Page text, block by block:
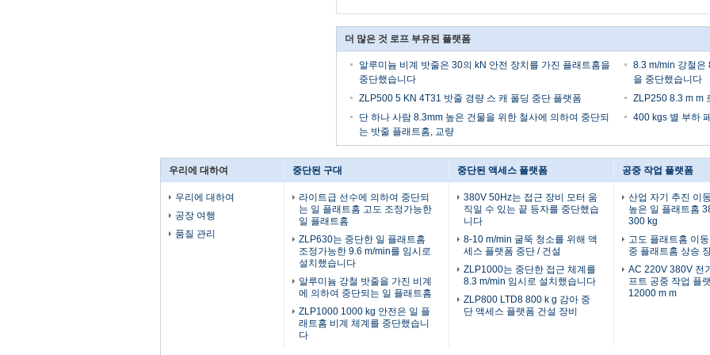
더 많은 것 로프 부유된 플랫폼
알루미늄 비계 밧줄은 30의 kN 안전 장치를 가진 플래트홈을
중단했습니다
8.3 m/min 강철은
을 중단했습니다
ZLP500 5 KN 4T31 밧줄 경량 스 캐 폴딩 중단 플랫폼
ZLP250 8.3 m m
단 하나 사람 8.3mm 높은 건물을 위한 철사에 의하여 중단되
는 밧줄 플래트홈, 교량
400 kgs 별 부하
우리에 대하여
우리에 대하여
공장 여행
품질 관리
중단된 구대
라이트급 선수에 의하여 중단되
는 일 플래트홈 고도 조정가능한
일 플래트홈
ZLP630는 중단한 일 플래트홈
조정가능한 9.6 m/min를 임시로
설치했습니다
알루미늄 강철 밧줄을 가진 비계
에 의하여 중단되는 일 플래트홈
ZLP1000 1000 kg 안전은 일 플
래트홈 비계 체계를 중단했습니
다
중단된 액세스 플랫폼
380V 50Hz는 접근 장비 모터 움
직일 수 있는 끝 등자를 중단했습
니다
8-10 m/min 굴뚝 청소를 위해 액
세스 플랫폼 중단 / 건설
ZLP1000는 중단한 접근 체계를
8.3 m/min 임시로 설치했습니다
ZLP800 LTD8 800 k g 감아 중
단 액세스 플랫폼 건설 장비
공중 작업 플랫폼
산업 자기 추진 이
높은 일 플래트홈
300 kg
고도 플래트홈 이
중 플래트홈 상승
AC 220V 380V 전
프트 공중 작업 플
12000 m m